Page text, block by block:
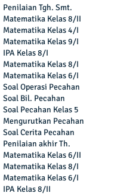
Penilaian Tgh. Smt.
Matematika Kelas 8/II
Matematika Kelas 4/I
Matematika Kelas 9/I
IPA Kelas 8/I
Matematika Kelas 8/I
Matematika Kelas 6/I
Soal Operasi Pecahan
Soal Bil. Pecahan
Soal Pecahan Kelas 5
Mengurutkan Pecahan
Soal Cerita Pecahan
Penilaian akhir Th.
Matematika Kelas 6/II
Matematika Kelas 8/I
Matematika Kelas 6/I
IPA Kelas 8/II